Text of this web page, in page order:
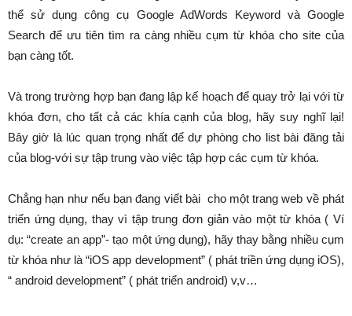
thể sử dụng công cụ Google AdWords Keyword và Google
Search để ưu tiên tìm ra càng nhiều cụm từ khóa cho site của
bạn càng tốt.
Và trong trường hợp bạn đang lập kế hoạch để quay trở lại với từ
khóa đơn, cho tất cả các khía cạnh của blog, hãy suy nghĩ lại!
Bây giờ là lúc quan trọng nhất để dự phòng cho list bài đăng tải
của blog-với sự tập trung vào việc tập hợp các cụm từ khóa.
Chẳng hạn như nếu bạn đang viết bài cho một trang web về phát
triển ứng dụng, thay vì tập trung đơn giản vào một từ khóa ( Ví
dụ: “create an app”- tạo một ứng dụng), hãy thay bằng nhiều cụm
từ khóa như là “iOS app development” ( phát triền ứng dụng iOS),
“ android development” ( phát triển android) v,v…